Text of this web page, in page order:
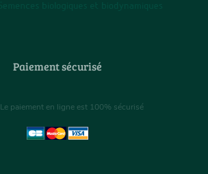
Paiement sécurisé
Le paiement en ligne est 100% sécurisé